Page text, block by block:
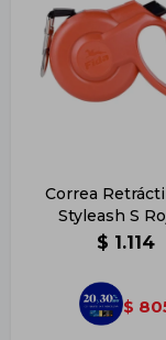
Correa
Styleash S
$ 1.114
$